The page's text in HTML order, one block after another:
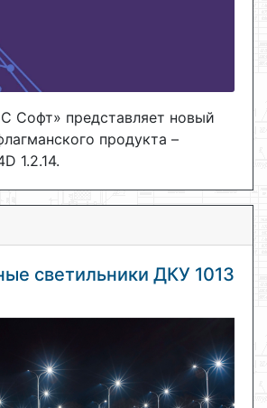
Софт» представляет новый
продукта –
1.2.14.
светильники ДКУ 1013